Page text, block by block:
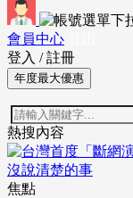
會員中心
登入 / 註冊
年度最大優惠
熱搜內容
焦點